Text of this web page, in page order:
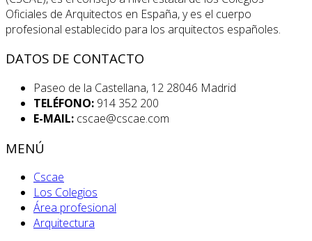
Oficiales de Arquitectos en España, y es el cuerpo
profesional establecido para los arquitectos españoles.
DATOS DE CONTACTO
Paseo de la Castellana, 12 28046 Madrid
TELÉFONO: 914 352 200
E-MAIL: cscae@cscae.com
MENÚ
Cscae
Los Colegios
Área profesional
Arquitectura